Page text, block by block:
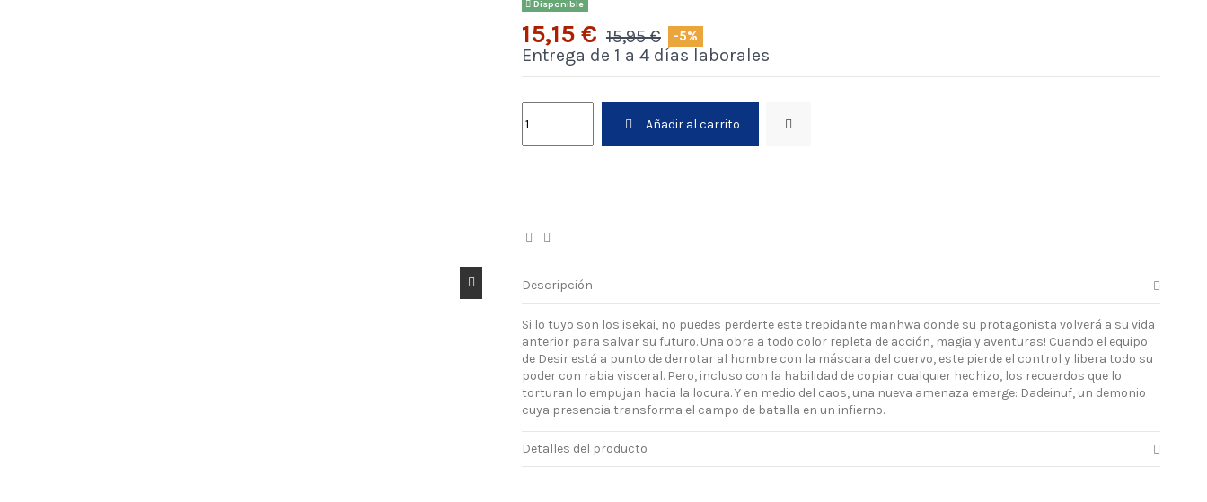
Disponible
15,15 € 15,95 € -5%
Entrega de 1 a 4 días laborales
Añadir al carrito
Descripción
Si lo tuyo son los isekai, no puedes perderte este trepidante manhwa donde su protagonista volverá a su vida
anterior para salvar su futuro. Una obra a todo color repleta de acción, magia y aventuras! Cuando el equipo
de Desir está a punto de derrotar al hombre con la máscara del cuervo, este pierde el control y libera todo su
poder con rabia visceral. Pero, incluso con la habilidad de copiar cualquier hechizo, los recuerdos que lo
torturan lo empujan hacia la locura. Y en medio del caos, una nueva amenaza emerge: Dadeinuf, un demonio
cuya presencia transforma el campo de batalla en un infierno.
Detalles del producto